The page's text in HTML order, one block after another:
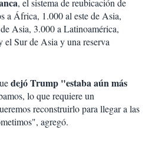
, el sistema de reubicación de
a África, 1.000 al este de Asia,
Asia, 3.000 a Latinoamérica,
el Sur de Asia y una reserva
dejó Trump "estaba aún más
lo que requiere un
reconstruirlo para llegar a las
agregó.